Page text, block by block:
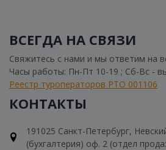
ВСЕГДА НА СВЯЗИ
Свяжитесь с нами и мы ответим на
Часы работы: Пн-Пт 10-19 ; Сб-Вс -
Реестр туроператоров РТО 001106
КОНТАКТЫ
191025 Санкт-Петербург,
(бухгалтерия) оф. 2 (отдел